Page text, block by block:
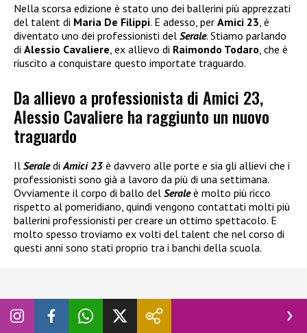
Nella scorsa edizione è stato uno dei ballerini più apprezzati
del talent di Maria De Filippi. E adesso, per Amici 23 , è
diventato uno dei professionisti del Serale. Stiamo parlando
di Alessio Cavaliere , ex allievo di Raimondo Todaro , che è
riuscito a conquistare questo importate traguardo.
Da allievo a professionista di Amici 23,
Alessio Cavaliere ha raggiunto un nuovo
traguardo
Il SeralediAmici 23 è davvero alle porte e sia gli allievi che i
professionisti sono già a lavoro da più di una settimana.
Ovviamente il corpo di ballo del Seraleè molto più ricco
rispetto al pomeridiano, quindi vengono contattati molti più
ballerini professionisti per creare un ottimo spettacolo. E
molto spesso troviamo ex volti del talent che nel corso di
questi anni sono stati proprio tra i banchi della scuola.